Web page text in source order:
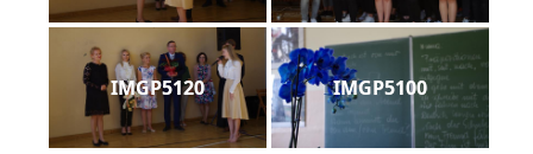
IMGP5120 IMGP5100